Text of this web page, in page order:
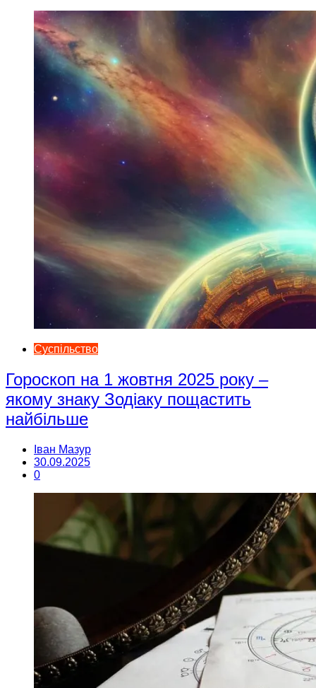
Суспільство
Гороскоп на 1 жовтня 2025 року –
якому знаку Зодіаку пощастить
найбільше
Іван Мазур
30.09.2025
0